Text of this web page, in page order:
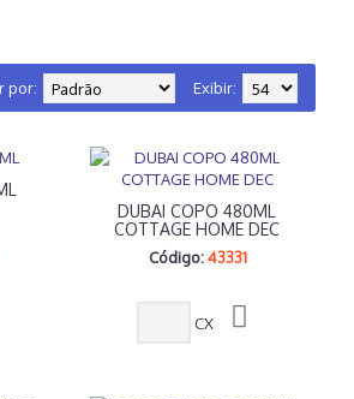
Exibir:
por:
DUBAI COPO 480ML
COTTAGE HOME DEC
Código: 43331
CX